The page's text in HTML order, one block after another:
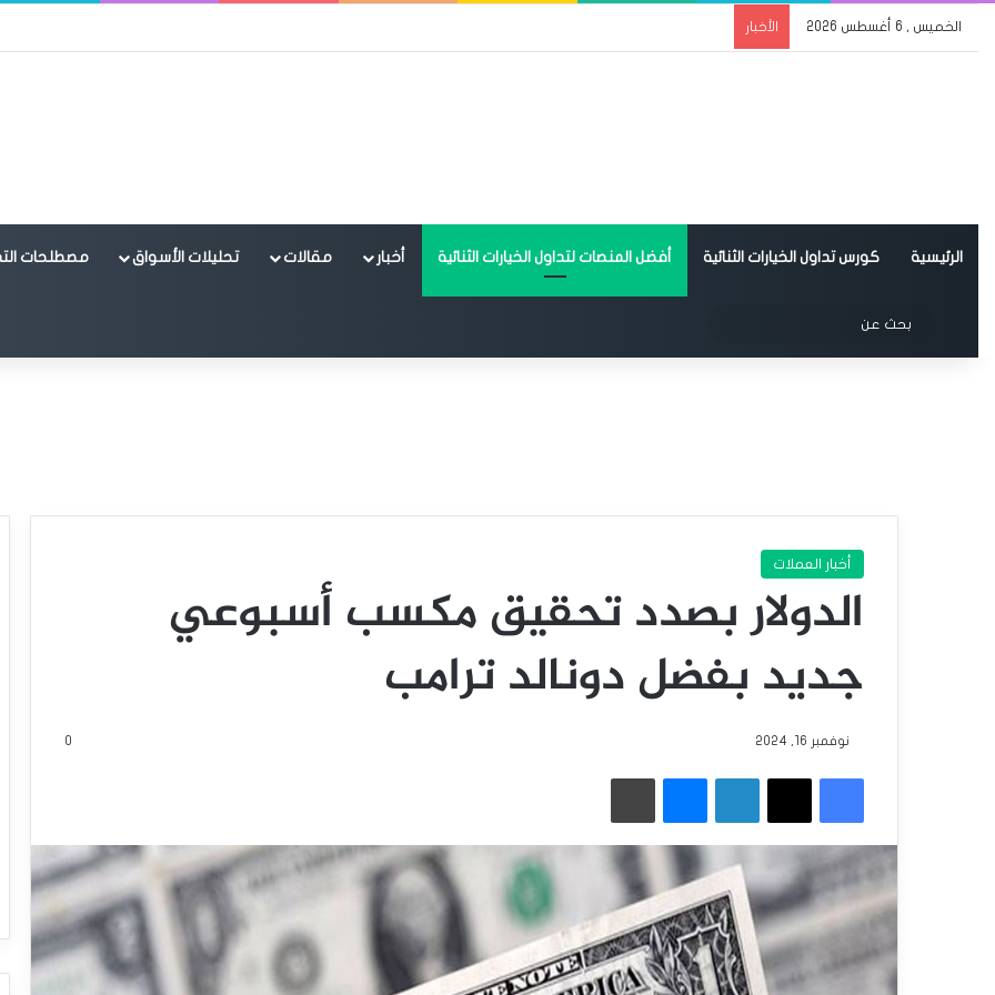
الخميس , 6 أغسطس 2026 الأخبار
الرئيسية كورس تداول الخيارات الثنائية أفضل المنصات لتداول الخيارات الثنائية أخبار مقالات تحليلات الأسواق مصطلحات
الوضع المظلم
عن
أخبار العملات
الدولار بصدد تحقيق مكسب أسبوعي
جديد بفضل دونالد ترامب
نوفمبر 16, 2024 0
فيسبوك
‫X لينكدإن ماسنجر طباعة